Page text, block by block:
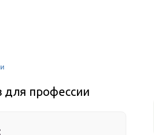
для профессии